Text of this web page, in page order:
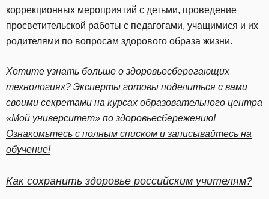
коррекционных мероприятий с детьми, проведение
просветительской работы с педагогами, учащимися и их
родителями по вопросам здорового образа жизни.
Хотите узнать больше о здоровьесберегающих
технологиях? Эксперты готовы поделиться с вами
своими секретами на курсах образовательного центра
«Мой университет» по здоровьесбережению!
Ознакомьтесь с полным списком и записывайтесь на
обучение!
Как сохранить здоровье российским учителям?